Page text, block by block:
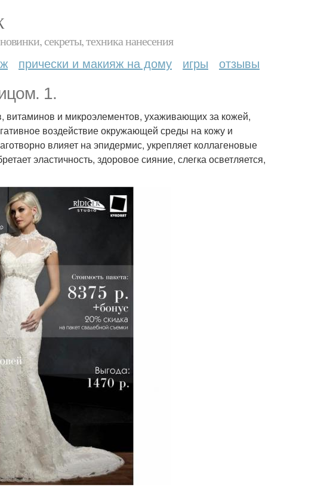
секреты, техника нанесения
прически и макияж на дому игры отзывы
1.
витаминов и микроэлементов, ухаживающих за кожей,
воздействие окружающей среды на кожу и
влияет на эпидермис, укрепляет коллагеновые
эластичность, здоровое сияние, слегка осветляется,